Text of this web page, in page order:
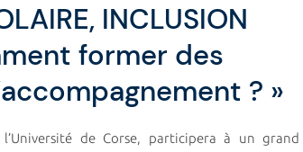
INCLUSION
former des
? »
de Corse, participera à un grand